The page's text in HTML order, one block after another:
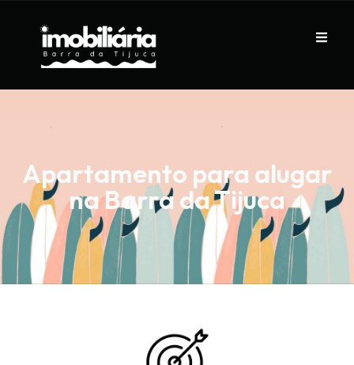
Apartamento para alugar
na Barra da Tijuca